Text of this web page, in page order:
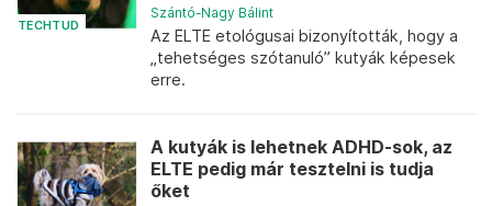
TECHTUD
Szántó-Nagy Bálint
Az ELTE etológusai bizonyították, hogy a
„tehetséges szótanuló” kutyák képesek
erre.
A kutyák is lehetnek ADHD-sok, az
ELTE pedig már tesztelni is tudja
őket